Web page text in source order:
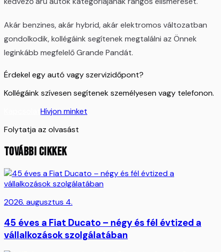
Akár benzines, akár hybrid, akár elektromos változatban
gondolkodik, kollégáink segítenek megtalálni az Önnek
leginkább megfelelő Grande Pandát.
Érdekel egy autó vagy szervizidőpont?
Kollégáink szívesen segítenek személyesen vagy telefonon.
Hívjon minket
Folytatja az olvasást
TOVÁBBI CIKKEK
2026. augusztus 4.
45 éves a Fiat Ducato – négy és fél évtized a
vállalkozások szolgálatában